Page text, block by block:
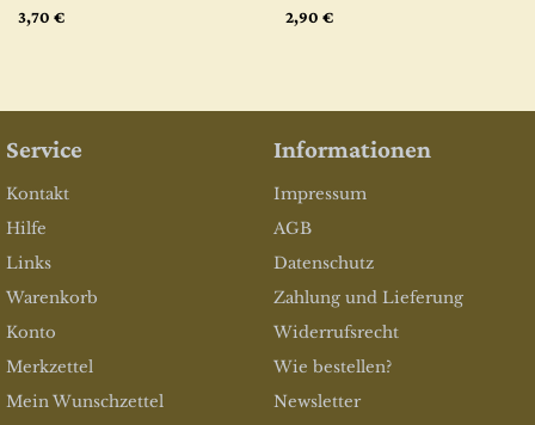
3,70 € 2,90 €
Service
Kontakt
Hilfe
Links
Warenkorb
Konto
Merkzettel
Mein Wunschzettel
Informationen
Impressum
AGB
Datenschutz
Zahlung und Lieferung
Widerrufsrecht
Wie bestellen?
Newsletter